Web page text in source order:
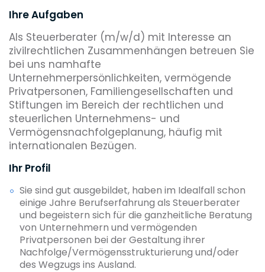
Ihre Aufgaben
Als Steuerberater (m/w/d) mit Interesse an
zivilrechtlichen Zusammenhängen betreuen Sie
bei uns namhafte
Unternehmerpersönlichkeiten, vermögende
Privatpersonen, Familiengesellschaften und
Stiftungen im Bereich der rechtlichen und
steuerlichen Unternehmens- und
Vermögensnachfolgeplanung, häufig mit
internationalen Bezügen.
Ihr Profil
Sie sind gut ausgebildet, haben im Idealfall schon
einige Jahre Berufserfahrung als Steuerberater
und begeistern sich für die ganzheitliche Beratung
von Unternehmern und vermögenden
Privatpersonen bei der Gestaltung ihrer
Nachfolge/Vermögensstrukturierung und/oder
des Wegzugs ins Ausland.